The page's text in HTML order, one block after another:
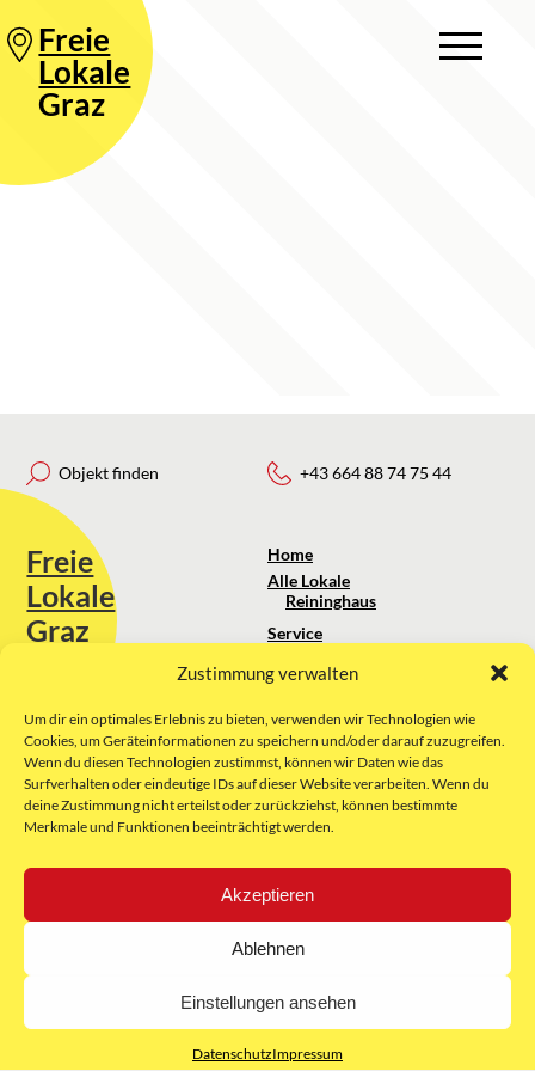
Zustimmung verwalten
Um dir ein optimales Erlebnis zu bieten, verwenden wir Technologien wie
Cookies, um Geräteinformationen zu speichern und/oder darauf zuzugreifen.
Wenn du diesen Technologien zustimmst, können wir Daten wie das
Surfverhalten oder eindeutige IDs auf dieser Website verarbeiten. Wenn du
deine Zustimmung nicht erteilst oder zurückziehst, können bestimmte
Merkmale und Funktionen beeinträchtigt werden.
Akzeptieren
Ablehnen
Einstellungen ansehen
DatenschutzImpressum
Freie
Lokale
Graz
Objekt finden
Freie
Lokale
Graz
Sie erreichen uns unter:
kontakt@freielokale-graz.at
Website by Rubikon Werbeagentur
GmbH
+43 664 88 74 75 44
Home
Alle Lokale
Reininghaus
Service
Über uns
Impressum
AGB
Datenschutz
E-Mail